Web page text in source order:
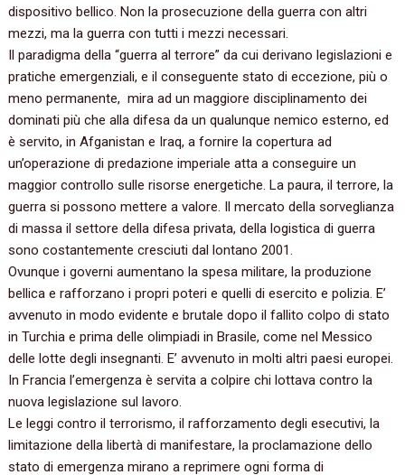
dispositivo bellico. Non la prosecuzione della guerra con altri
mezzi, ma la guerra con tutti i mezzi necessari.
Il paradigma della “guerra al terrore” da cui derivano legislazioni e
pratiche emergenziali, e il conseguente stato di eccezione, più o
meno permanente, mira ad un maggiore disciplinamento dei
dominati più che alla difesa da un qualunque nemico esterno, ed
è servito, in Afganistan e Iraq, a fornire la copertura ad
un’operazione di predazione imperiale atta a conseguire un
maggior controllo sulle risorse energetiche. La paura, il terrore, la
guerra si possono mettere a valore. Il mercato della sorveglianza
di massa il settore della difesa privata, della logistica di guerra
sono costantemente cresciuti dal lontano 2001.
Ovunque i governi aumentano la spesa militare, la produzione
bellica e rafforzano i propri poteri e quelli di esercito e polizia. E’
avvenuto in modo evidente e brutale dopo il fallito colpo di stato
in Turchia e prima delle olimpiadi in Brasile, come nel Messico
delle lotte degli insegnanti. E’ avvenuto in molti altri paesi europei.
In Francia l’emergenza è servita a colpire chi lottava contro la
nuova legislazione sul lavoro.
Le leggi contro il terrorismo, il rafforzamento degli esecutivi, la
limitazione della libertà di manifestare, la proclamazione dello
stato di emergenza mirano a reprimere ogni forma di